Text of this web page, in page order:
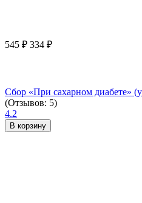
545 ₽ 334 ₽
Сбор «При сахарном диабете»
(Отзывов: 5)
4.2
В корзину